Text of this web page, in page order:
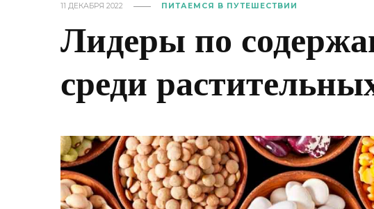
11 ДЕКАБРЯ 2022 ПИТАЕМСЯ В ПУТЕШЕСТВИИ
Лидеры по
среди